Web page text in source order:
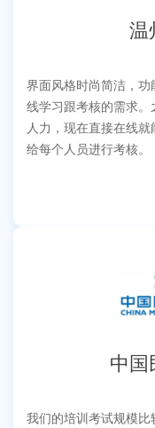
温
界面风格时尚简洁，
线学习跟考核的需求
人力，现在直接在线
给每个人员进行考核。
中国
我们的培训考试规模